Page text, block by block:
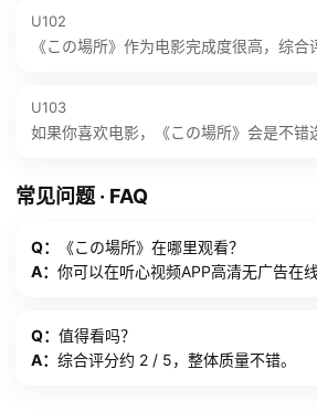
U102
《この場所》作为电影完成度很高，综合
U103
如果你喜欢电影，《この場所》会是不错
常见问题 · FAQ
Q：
《この場所》在哪里观看？
A： 你可以在听心视频APP高清无广告在
Q： 值得看吗？
A： 综合评分约 2 / 5，整体质量不错。